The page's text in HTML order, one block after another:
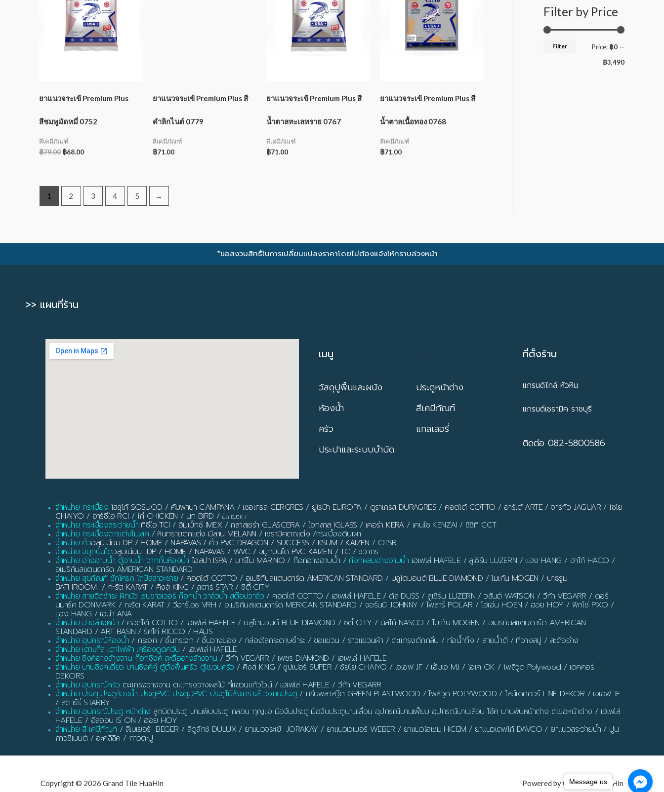
ยาแนวจระเข้ Premium Plus
สีชมพูมัดหมี่ 0752
สีเคมีภัณฑ์
฿79.00 ฿68.00
ยาแนวจระเข้ Premium Plus สี
ดำลิกไนต์ 0779
สีเคมีภัณฑ์
฿71.00
ยาแนวจระเข้ Premium Plus สี
น้ำตาลทะเลทราย 0767
สีเคมีภัณฑ์
฿71.00
ยาแนวจระเข้ Premium Plus สี
น้ำตาลเนื้อทอง 0768
สีเคมีภัณฑ์
฿71.00
1 2 3 4 5 →
Filter by Price
Filter Price: ฿0 —
฿3,490
*ขอสงวนสิทธิ์ในการเปลี่ยนแปลงราคาโดยไม่ต้องแจ้งให้ทราบล่วงหน้า
>> แผนที่ร้าน
เมนู
วัสดุปูพื้นและผนัง
ห้องน้ำ
ครัว
ประปาและระบบบำบัด
ประตูหน้าต่าง
สีเคมีภัณฑ์
แกลเลอรี่
ที่ตั้งร้าน
แกรนด์ไทล์ หัวหิน
แกรนด์เซรามิค ราชบุรี
--------------------------
ติดต่อ 082-5800586
จำหน่าย กระเบื้อง โสสุโก้ SOSUCO / คัมพานา CAMPANA/ เซอเกรส CERGRES / ยูโรป้า EUROPA/ ดูราเกรส DURAGRES / คอตโต้ COTTO / อาร์เต้ ARTE/จาร์กัว JAGUAR/ไชโย
CHAIYO / อาร์ซีไอ RCI / ไก่ CHICKEN / นก BIRD / เป็ด DUCK /
จำหน่าย กระเบื้องสระว่ายน้ำ ทีซีไอ TCI / อิมเม็กซ์ IMEX/ กลาสเซร่า GLASCERA/ไอกลาส IGLASS / เคอร่า KERA/ เคนไซ KENZAI / ซีซีที CCT
จำหน่าย กระเบื้องตกแต่งโมเสค / หินทรายตกแต่ง มีลาน MELANN / เซรามิคตกแต่ง /กระเบื้องดินเผา
จำหน่าย คิ้วอลูมิเนียม DP / HOME / NAPAVAS / คิ้ว PVC DRAGON / SUCCESS / KSUM / KAIZEN / OTSR
จำหน่าย จมูกบันไดอลูมิเนียม DP / HOME / NAPAVAS / WVC / จมูกบันได PVC KAIZEN / TC / ชวากร
จำหน่าย อ่างอาบน้ำ ตู้อาบน้ำ ฉากกั้นห้องน้ำ ไอสปา ISPA / มารีโน MARINO / ก๊อกอ่างอาบน้ำ / ก๊อกผสมอ่างอาบน้ำ เฮเฟเล่ HAFELE / ลูเซิร์น LUZERN / แฮง HANG / ฮาโก้ HACO /
อเมริกันสแตนดาร์ด AMERICAN STANDARD
จำหน่าย สุขภัณฑ์ ชักโครก โถปัสสาวะชาย / คอตโต้ COTTO / อเมริกันสแตนดาร์ด AMERICAN STANDARD / บลูไดมอนด์ BLUE DIAMOND /โมเก้น MOGEN / บาธรูม
BATHROOM / กะรัต KARAT/ คิงส์ KING / สตาร์ STAR / ซิตี้ CITY
จำหน่าย สายฉีดชำระ ฝักบัว เรนชาวเวอร์ ก๊อกน้ำ วาล์วน้ำ สต๊อปวาล์ว / คอตโต้ COTTO / เฮเฟเล่ HAFELE / ดัส DUSS / ลูเซิร์น LUZERN / วสันต์ WATSON / วีก้า VEGARR / ดอร์
นมาร์ค DONMARK / กะรัต KARAT / วีอาร์เอช VRH / อเมริกันสแตนดาร์ด MERICAN STANDARD / จอร์นนี JOHNNY / โพลาร์ POLAR / โฮเอ่น HOEN / ฮอย HOY / พิกโซ่ PIXO /
แฮง HANG / เอน่า ANA
จำหน่าย อ่างล้างหน้า / คอตโต้ COTTO / เฮเฟเล่ HAFELE / บลูไดมอนด์ BLUE DIAMOND / ซิตี้ CITY / นัสโก้ NASCO / โมเก้น MOGEN / อเมริกันสแตนดาร์ด AMERICAN
STANDARD / ART BASIN / ริคโค่ RICCO / HAUS
จำหน่าย อุปกรณ์ห้องน้ำ / กระจก / ชั้นกระจก / ชั้นวางของ / กล่องใส่กระดาษชำระ / ขอแขวน / ราวแขวนผ้า / ตะแกรงดักกลิ่น / ท่อน้ำทิ้ง / สายน้ำดี / ที่วางสบู่ / สะดืออ่าง
จำหน่าย เตาแก๊ส เตาไฟฟ้า เครื่องดูดควัน / เฮเฟเล่ HAFELE
จำหน่าย ซิงค์อ่างล้างจาน ก๊อกซิงค์ สะดืออ่างล้างจาน / วีก้า VEGARR / เพชร DIAMOND / เฮเฟเล่ HAFELE
จำหน่าย บานซิงค์เดี่ยว บานซิงค์คู่ ตู้ตั้งพื้นครัว ตู้แขวนครัว / คิงส์ KING / ซูปเปอร์ SUPER / ชัยโย CHAIYO / เจเอฟ JF / เอ็มเจ MJ / โอเค OK / โพลีวูด Polywood / เดคคอร์
DEKORS
จำหน่าย อุปกรณ์ครัว ตะแกรงวางจาน ตะแกรงวางผลไม้ ที่แขวนแก้วไวน์ / เฮเฟเล่ HAFELE / วีก้า VEGARR
จำหน่าย ประตู ประตูห้องน้ำ ประตูPVC ประตูUPVC ประตูไม้สังเคราะห์ วงกบประตู / กรีนพลาสวู๊ด GREEN PLASTWOOD / โพลีวูด POLYWOOD / ไลน์เดคคอร์ LINE DEKOR / เจเอฟ JF
/ สตาร์รี่ STARRY
จำหน่าย อุปกรณ์ประตู หน้าต่าง ลูกบิดประตู บานพับประตู กลอน กุญแจ มือจับประตู มือจับประตูบานเลื่อน อุปกรณ์บานเฟี้ยม อุปกรณ์บานเลื่อน โช้ค บานพับหน้าต่าง ตะขอหน้าต่าง / เฮเฟเล่
HAFELE / อีสออน IS ON / ฮอย HOY
จำหน่าย สี เคมีภัณฑ์/ สีเบเยอร์ BEGER / สีดูลักซ์ DULUX / ยาแนวจระเข้ JORAKAY / ยาแนวเวเบอร์ WEBER / ยาแนวไฮเซม HICEM / ยาแนวเดฟโก้ DAVCO / ยาแนวสระว่ายน้ำ / ปูน
กาวซีเมนต์ / อะคลิลิค / กาวตะปู
Copyright © 2026 Grand Tile HuaHin Powered by Grand Tile HuaHin
Message us